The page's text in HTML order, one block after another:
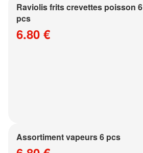
Raviolis frits crevettes poisson 6
pcs
6.80 €
Assortiment vapeurs 6 pcs